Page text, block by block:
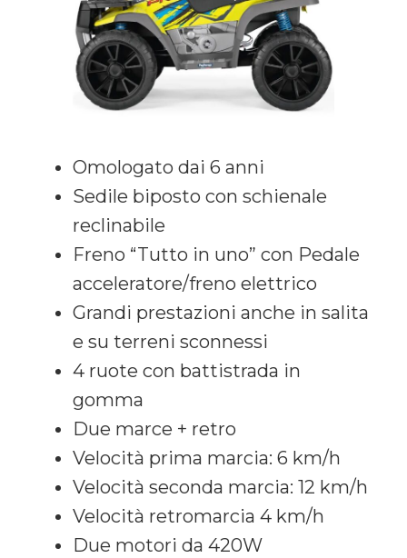
Omologato dai 6 anni
Sedile biposto con schienale
reclinabile
Freno “Tutto in uno” con Pedale
acceleratore/freno elettrico
Grandi prestazioni anche in salita
e su terreni sconnessi
4 ruote con battistrada in
gomma
Due marce + retro
Velocità prima marcia: 6 km/h
Velocità seconda marcia: 12 km/h
Velocità retromarcia 4 km/h
Due motori da 420W